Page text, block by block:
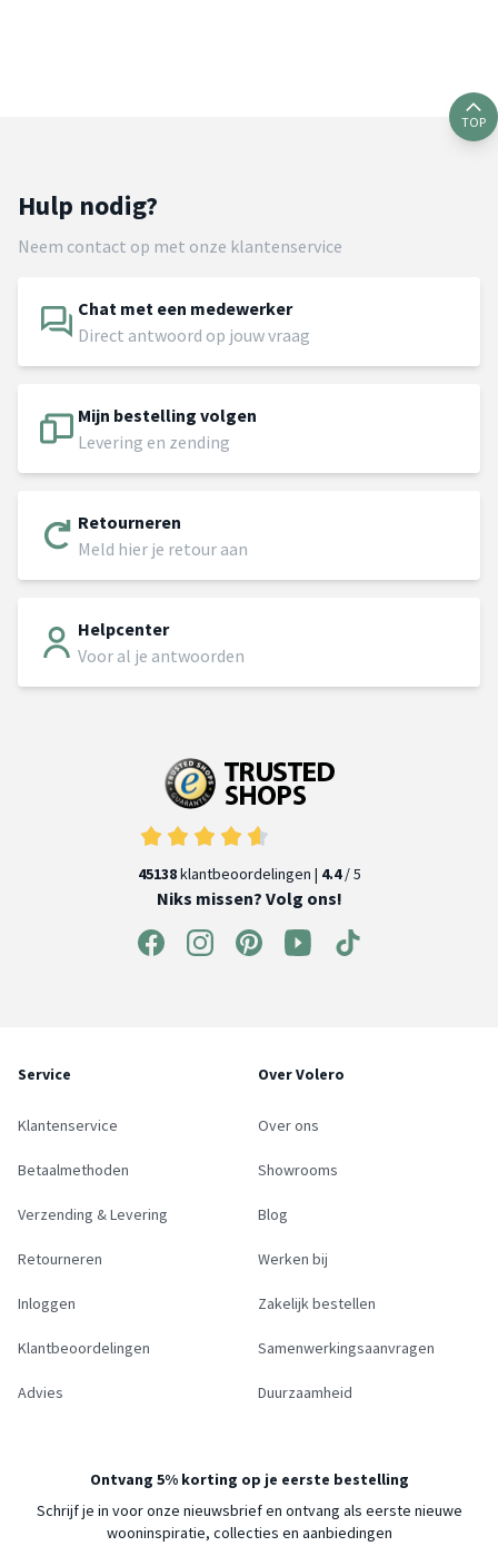
TOP
Hulp nodig?
Neem contact op met onze klantenservice
Chat met een medewerker
Direct antwoord op jouw vraag
Mijn bestelling volgen
Levering en zending
Retourneren
Meld hier je retour aan
Helpcenter
Voor al je antwoorden
45138klantbeoordelingen | 4.4/ 5
Niks missen? Volg ons!
Service
Klantenservice
Betaalmethoden
Verzending & Levering
Retourneren
Inloggen
Klantbeoordelingen
Advies
Over Volero
Over ons
Showrooms
Blog
Werken bij
Zakelijk bestellen
Samenwerkingsaanvragen
Duurzaamheid
Ontvang 5% korting op je eerste bestelling
Schrijf je in voor onze nieuwsbrief en ontvang als eerste nieuwe
wooninspiratie, collecties en aanbiedingen